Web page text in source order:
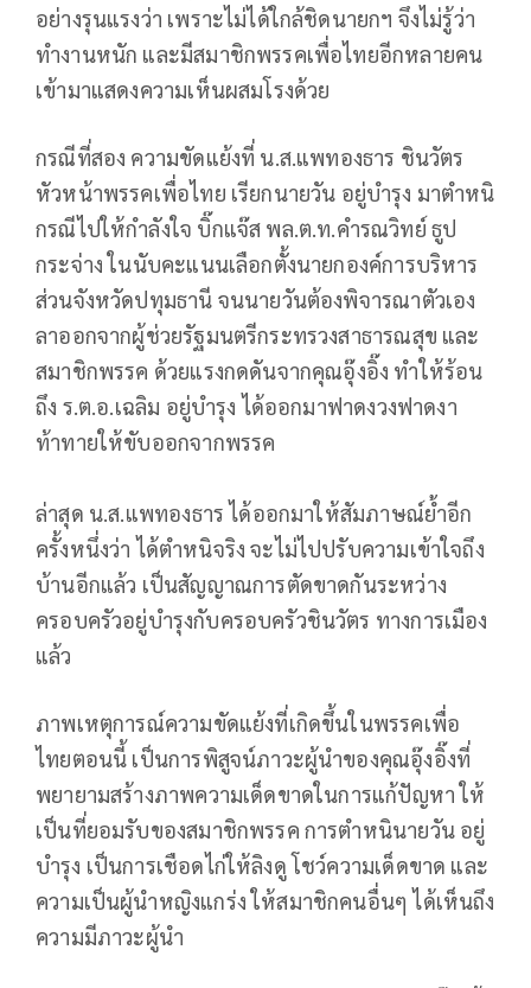
อย่างรุนแรงว่า เพราะไม่ได้ใกล้ชิดนายกฯ จึงไม่รู้ว่า
ทำงานหนัก และมีสมาชิกพรรคเพื่อไทยอีกหลายคน
เข้ามาแสดงความเห็นผสมโรงด้วย
กรณีที่สอง ความขัดแย้งที่ น.ส.แพทองธาร ชินวัตร
หัวหน้าพรรคเพื่อไทย เรียกนายวัน อยู่บำรุง มาตำหนิ
กรณีไปให้กำลังใจ บิ๊กแจ๊ส พล.ต.ท.คำรณวิทย์ ธูป
กระจ่าง ในนับคะแนนเลือกตั้งนายกองค์การบริหาร
ส่วนจังหวัดปทุมธานี จนนายวันต้องพิจารณาตัวเอง
ลาออกจากผู้ช่วยรัฐมนตรีกระทรวงสาธารณสุข และ
สมาชิกพรรค ด้วยแรงกดดันจากคุณอุ๊งอิ๊ง ทำให้ร้อน
ถึง ร.ต.อ.เฉลิม อยู่บำรุง ได้ออกมาฟาดงวงฟาดงา
ท้าทายให้ขับออกจากพรรค
ล่าสุด น.ส.แพทองธาร ได้ออกมาให้สัมภาษณ์ย้ำอีก
ครั้งหนึ่งว่า ได้ตำหนิจริง จะไม่ไปปรับความเข้าใจถึง
บ้านอีกแล้ว เป็นสัญญาณการตัดขาดกันระหว่าง
ครอบครัวอยู่บำรุงกับครอบครัวชินวัตร ทางการเมือง
แล้ว
ภาพเหตุการณ์ความขัดแย้งที่เกิดขึ้นในพรรคเพื่อ
ไทยตอนนี้ เป็นการพิสูจน์ภาวะผู้นำของคุณอุ๊งอิ๊งที่
พยายามสร้างภาพความเด็ดขาดในการแก้ปัญหา ให้
เป็นที่ยอมรับของสมาชิกพรรค การตำหนินายวัน อยู่
บำรุง เป็นการเชือดไก่ให้ลิงดู โชว์ความเด็ดขาด และ
ความเป็นผู้นำหญิงแกร่ง ให้สมาชิกคนอื่นๆ ได้เห็นถึง
ความมีภาวะผู้นำ